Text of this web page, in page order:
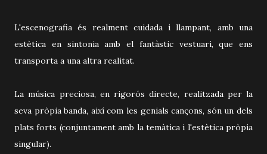
L'escenografia és realment cuidada i llampant, amb una
estètica en sintonia amb el fantàstic vestuari, que ens
transporta a una altra realitat.
La música preciosa, en rigorós directe, realitzada per la
seva pròpia banda, així com les genials cançons, són un dels
plats forts (conjuntament amb la temàtica i l'estètica pròpia
singular).